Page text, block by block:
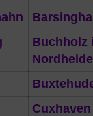
Buchholz
Nordheide
Cuxhaven